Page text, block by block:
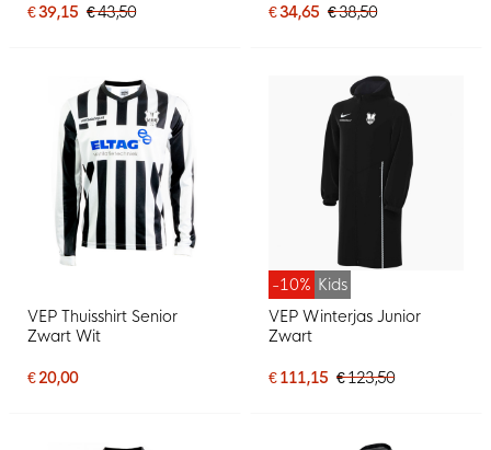
€ 39,15 € 43,50 € 34,65 € 38,50
VEP Thuisshirt Senior
Zwart Wit
€ 20,00
-10% Kids
VEP Winterjas Junior
Zwart
€ 111,15 € 123,50